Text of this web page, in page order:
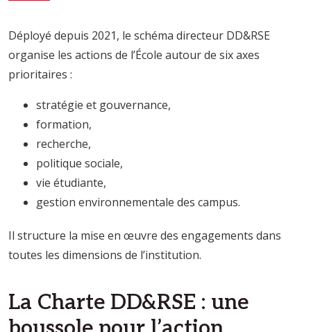
Déployé depuis 2021, le schéma directeur DD&RSE
organise les actions de l’École autour de six axes
prioritaires :
stratégie et gouvernance,
formation,
recherche,
politique sociale,
vie étudiante,
gestion environnementale des campus.
Il structure la mise en œuvre des engagements dans
toutes les dimensions de l’institution.
La Charte DD&RSE : une